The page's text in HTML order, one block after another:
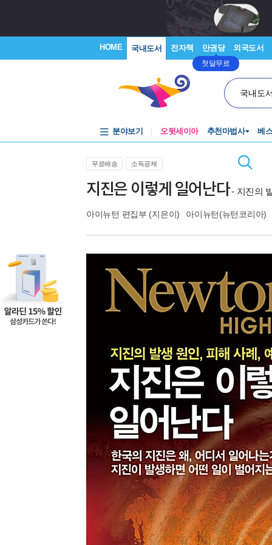
HOME 국내도서 전자책 만권당
첫달무료
외국도서
국내도
분야보기 오뒷세이아 추천마법사 베
무료배송 소득공제
지진은 이렇게 일어난다- 지진의
아이뉴턴 편집부 (지은이) 아이뉴턴(뉴턴코리아)